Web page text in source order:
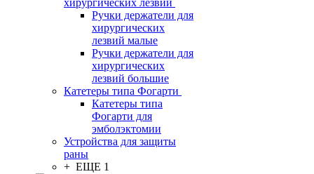
хирургических лезвий
Ручки держатели для
хирургических
лезвий малые
Ручки держатели для
хирургических
лезвий большие
Катетеры типа Фогарти
Катетеры типа
Фогарти для
эмболэктомии
Устройства для защиты
раны
+ ЕЩЕ 1